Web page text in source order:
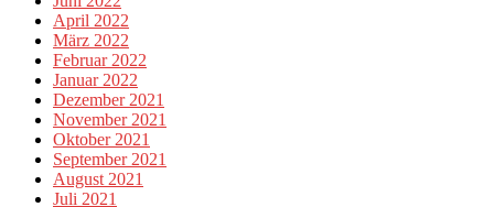
April 2022
März 2022
Februar 2022
Januar 2022
Dezember 2021
November 2021
Oktober 2021
September 2021
August 2021
Juli 2021